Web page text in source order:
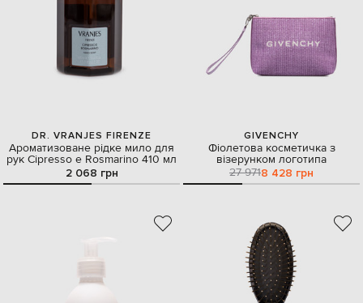
DR. VRANJES FIRENZE
Ароматизоване рідке мило для
рук Cipresso e Rosmarino 410 мл
2 068 грн
GIVENCHY
Фіолетова косметичка з
візерунком логотипа
27 9718 428 грн